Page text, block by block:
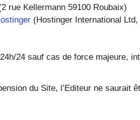
rue Kellermann 59100 Roubaix)
(Hostinger International
24 sauf cas de force majeure,
du Site, l’Editeur ne saurait